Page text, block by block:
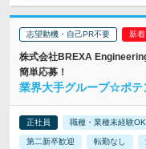
志望動機・自己PR不要
株式会社BREXA
簡単応募！
業界大手グループ☆ポテ
正社員 職種・業種未経験OK
第二新卒歓迎 転勤なし